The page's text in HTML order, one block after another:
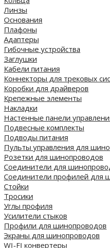
Линзы
Основания
Плафоны
Адаптеры
Гибочные устройства
Заглушки
Кабели питания
Коннекторы для трековых
Коробки для драйверов
Крепежные элементы
Накладки
Настенные панели
Подвесные комплекты
Подводы питания
Пульты управления для
Розетки для шинопроводов
Соединители для
Соединители профилей для
Стойки
Тросики
Углы профиля
Усилители стыков
Профили для шинопроводов
Экраны для шинопроводов
WI-FI конвертеры